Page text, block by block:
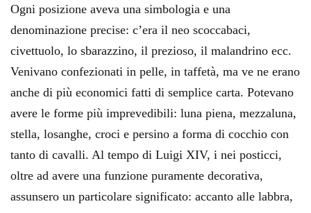
Ogni posizione aveva una simbologia e una
denominazione precise: c’era il neo scoccabaci,
civettuolo, lo sbarazzino, il prezioso, il malandrino ecc.
Venivano confezionati in pelle, in taffetà, ma ve ne erano
anche di più economici fatti di semplice carta. Potevano
avere le forme più imprevedibili: luna piena, mezzaluna,
stella, losanghe, croci e persino a forma di cocchio con
tanto di cavalli. Al tempo di Luigi XIV, i nei posticci,
oltre ad avere una funzione puramente decorativa,
assunsero un particolare significato: accanto alle labbra,